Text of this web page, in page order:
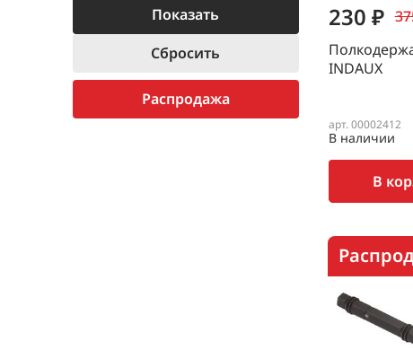
Распродажа
230 ₽
INDAUX
арт. 00002412
В наличии
В